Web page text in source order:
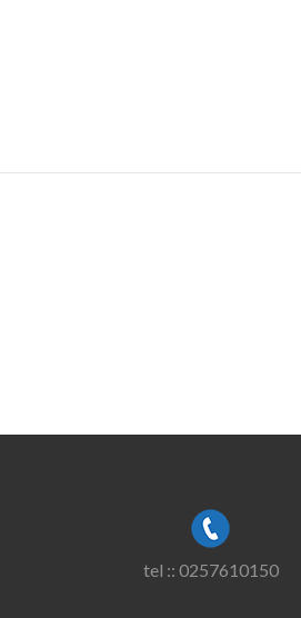
tel :: 0257610150